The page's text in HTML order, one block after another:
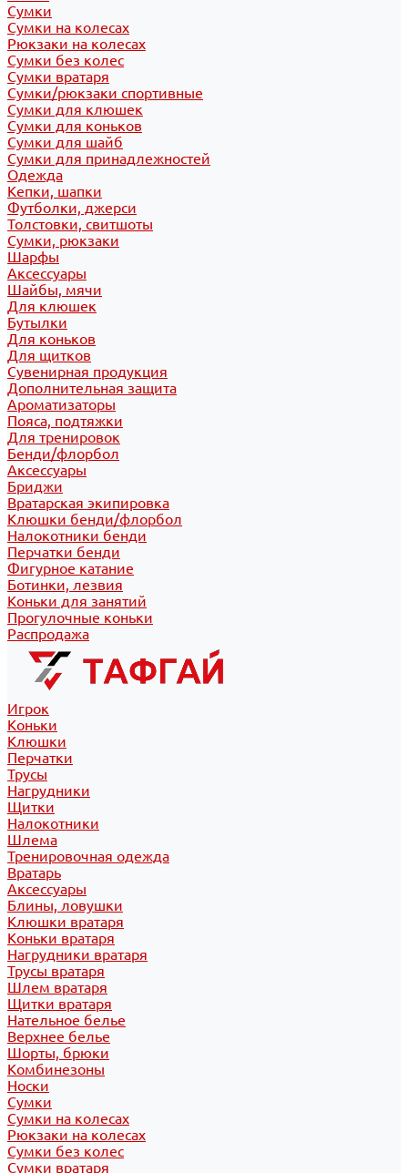
Сумки
Сумки на колесах
Рюкзаки на колесах
Сумки без колес
Сумки вратаря
Сумки/рюкзаки спортивные
Сумки для клюшек
Сумки для коньков
Сумки для шайб
Сумки для принадлежностей
Одежда
Кепки, шапки
Футболки, джерси
Толстовки, свитшоты
Сумки, рюкзаки
Шарфы
Аксессуары
Шайбы, мячи
Для клюшек
Бутылки
Для коньков
Для щитков
Сувенирная продукция
Дополнительная защита
Ароматизаторы
Пояса, подтяжки
Для тренировок
Бенди/флорбол
Аксессуары
Бриджи
Вратарская экипировка
Клюшки бенди/флорбол
Налокотники бенди
Перчатки бенди
Фигурное катание
Ботинки, лезвия
Коньки для занятий
Прогулочные коньки
Распродажа
Игрок
Коньки
Клюшки
Перчатки
Трусы
Нагрудники
Щитки
Налокотники
Шлема
Тренировочная одежда
Вратарь
Аксессуары
Блины, ловушки
Клюшки вратаря
Коньки вратаря
Нагрудники вратаря
Трусы вратаря
Шлем вратаря
Щитки вратаря
Нательное белье
Верхнее белье
Шорты, брюки
Комбинезоны
Носки
Сумки
Сумки на колесах
Рюкзаки на колесах
Сумки без колес
Сумки вратаря